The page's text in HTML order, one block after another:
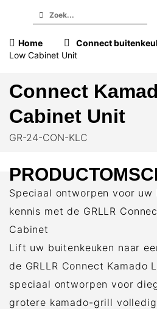
Home Connect
Low Cabinet Unit
Connect
Cabinet Unit
GR-24-CON-KLC
Speciaal ontworpen voor uw
kennis met de GRLLR
Cabinet
Lift uw buitenkeuken naar
de GRLLR Connect Kamado
speciaal ontworpen voor
grotere kamado-grill